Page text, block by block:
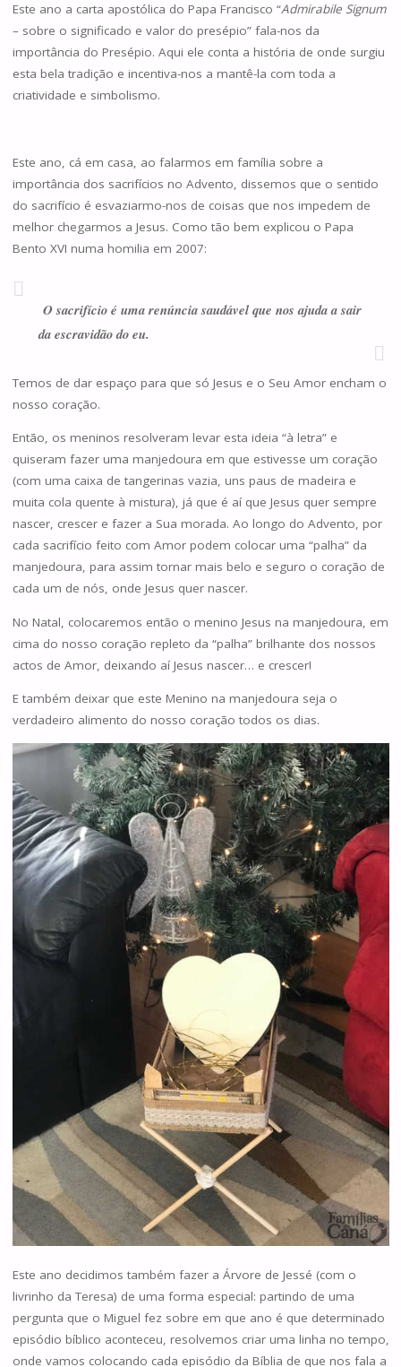
Este ano a carta apostólica do Papa Francisco “Admirabile Signum
– sobre o significado e valor do presépio” fala-nos da
importância do Presépio. Aqui ele conta a história de onde surgiu
esta bela tradição e incentiva-nos a mantê-la com toda a
criatividade e simbolismo.
Este ano, cá em casa, ao falarmos em família sobre a
importância dos sacrifícios no Advento, dissemos que o sentido
do sacrifício é esvaziarmo-nos de coisas que nos impedem de
melhor chegarmos a Jesus. Como tão bem explicou o Papa
Bento XVI numa homilia em 2007:
Osacrifício é uma renúncia saudável que nos ajuda a sair
da escravidão do eu.
Temos de dar espaço para que só Jesus e o Seu Amor encham o
nosso coração.
Então, os meninos resolveram levar esta ideia “à letra” e
quiseram fazer uma manjedoura em que estivesse um coração
(com uma caixa de tangerinas vazia, uns paus de madeira e
muita cola quente à mistura), já que é aí que Jesus quer sempre
nascer, crescer e fazer a Sua morada. Ao longo do Advento, por
cada sacrifício feito com Amor podem colocar uma “palha” da
manjedoura, para assim tornar mais belo e seguro o coração de
cada um de nós, onde Jesus quer nascer.
No Natal, colocaremos então o menino Jesus na manjedoura, em
cima do nosso coração repleto da “palha” brilhante dos nossos
actos de Amor, deixando aí Jesus nascer… e crescer!
E também deixar que este Menino na manjedoura seja o
verdadeiro alimento do nosso coração todos os dias.
Este ano decidimos também fazer a Árvore de Jessé (com o
livrinho da Teresa) de uma forma especial: partindo de uma
pergunta que o Miguel fez sobre em que ano é que determinado
episódio bíblico aconteceu, resolvemos criar uma linha no tempo,
onde vamos colocando cada episódio da Bíblia de que nos fala a